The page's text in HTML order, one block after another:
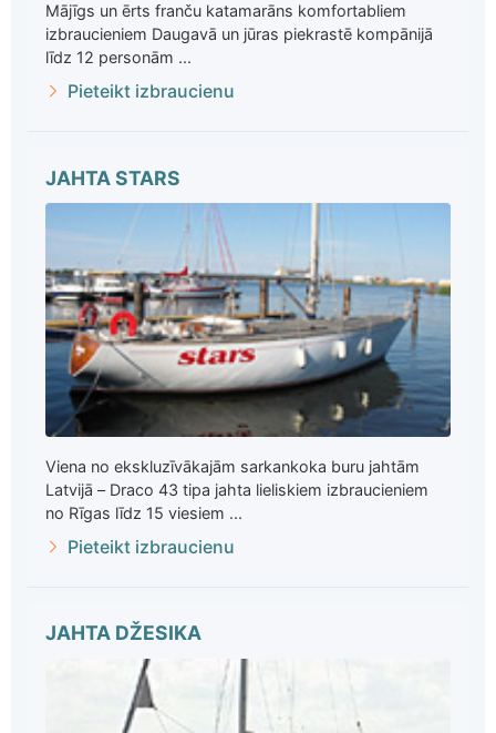
Mājīgs un ērts franču katamarāns komfortabliem
izbraucieniem Daugavā un jūras piekrastē kompānijā
līdz 12 personām ...
Pieteikt izbraucienu
JAHTA STARS
Viena no ekskluzīvākajām sarkankoka buru jahtām
Latvijā – Draco 43 tipa jahta lieliskiem izbraucieniem
no Rīgas līdz 15 viesiem ...
Pieteikt izbraucienu
JAHTA DŽESIKA